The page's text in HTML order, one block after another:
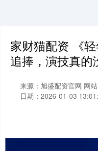
家财猫配资 《
追捧，演技真的
来源：旭盛配资官网 网
日期：2026-01-03